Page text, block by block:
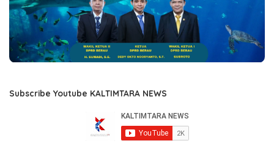
Subscribe Youtube KALTIMTARA NEWS